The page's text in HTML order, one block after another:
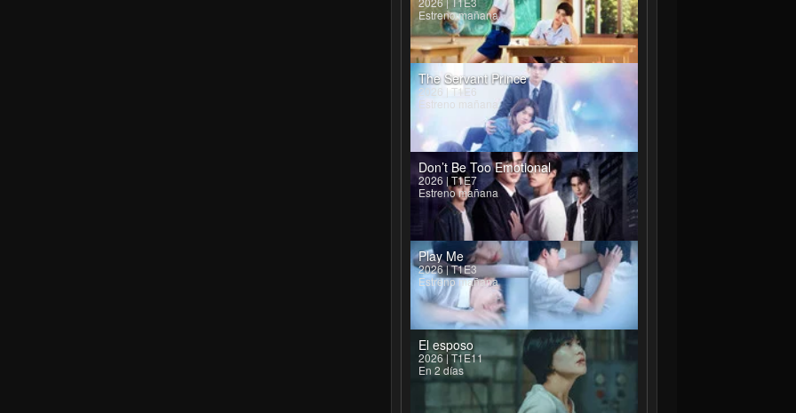
Estreno mañana
The Servant Prince
2026 | T1E6
Estreno mañana
Don’t Be Too Emotional
2026 | T1E7
Estreno mañana
Play Me
2026 | T1E3
Estreno mañana
El esposo
2026 | T1E11
En 2 días